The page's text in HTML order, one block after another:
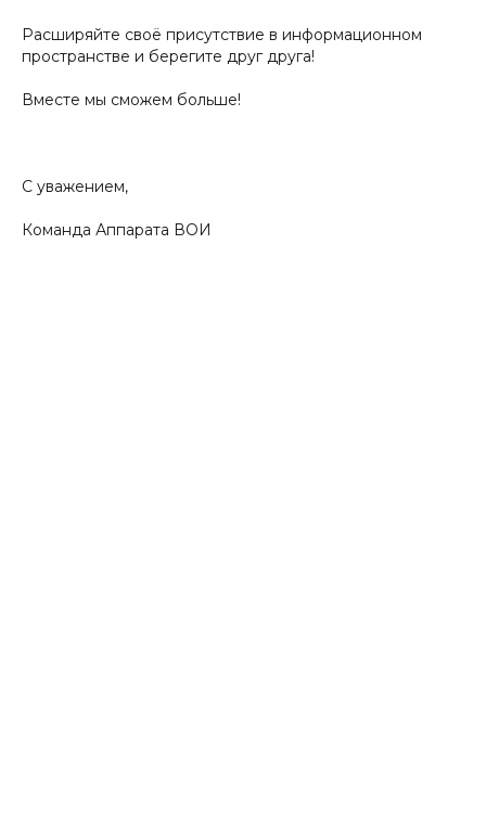
Расширяйте своё присутствие в информационном
пространстве и берегите друг друга!
Вместе мы сможем больше!
С уважением,
Команда Аппарата ВОИ